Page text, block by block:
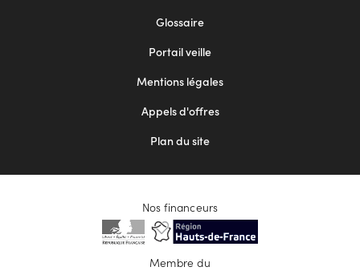
Glossaire
Portail veille
Mentions légales
Appels d'offres
Plan du site
Nos financeurs
Membre du